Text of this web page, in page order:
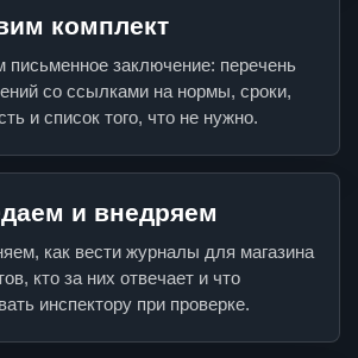
комплект
письменное заключение: перечень
со ссылками на нормы, сроки,
и список того, что не нужно.
и внедряем
как вести журналы для магазина
кто за них отвечает и что
инспектору при проверке.